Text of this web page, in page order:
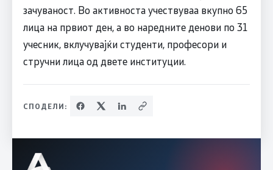
зачуваност. Во активноста учествуваа вкупно 65
лица на првиот ден, а во наредните денови по 31
учесник, вклучувајќи студенти, професори и
стручни лица од двете институции.
СПОДЕЛИ: